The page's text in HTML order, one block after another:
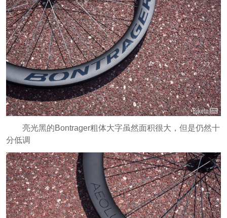
亮光黑的Bontrager粗体大字虽然面积很大，但是仍然十
分低调